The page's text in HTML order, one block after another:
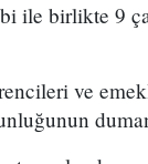
ile birlikte 9
ve